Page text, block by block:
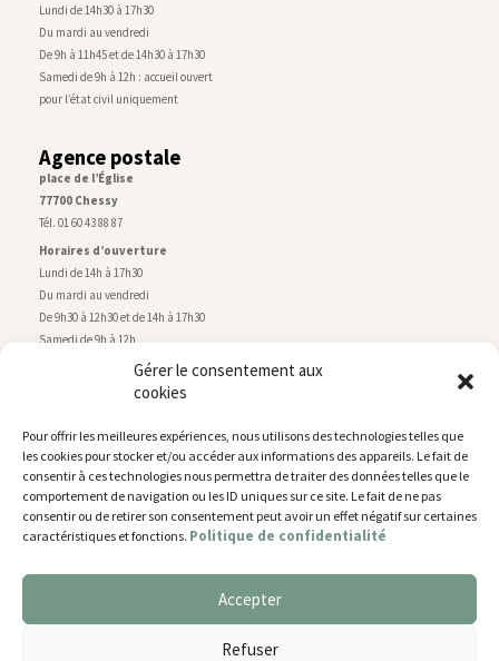
Gérer le consentement aux
cookies
Pour offrir les meilleures expériences, nous utilisons des technologies telles que
les cookies pour stocker et/ou accéder aux informations des appareils. Le fait de
consentir à ces technologies nous permettra de traiter des données telles que le
comportement de navigation ou les ID uniques sur ce site. Le fait de ne pas
consentir ou de retirer son consentement peut avoir un effet négatif sur certaines
caractéristiques et fonctions. Politique de confidentialité
Accepter
Refuser
Lundi de 14h30 à 17h30
Du mardi au vendredi
De 9h à 11h45 et de 14h30 à 17h30
Samedi de 9h à 12h : accueil ouvert
pour l’état civil uniquement
Agence postale
place de l’Église
77700 Chessy
Tél. 01 60 43 88 87
Horaires d’ouverture
Lundi de 14h à 17h30
Du mardi au vendredi
De 9h30 à 12h30 et de 14h à 17h30
Samedi de 9h à 12h
Service technique
rue de Montry–77700 Chessy
Tél. 01 60 43 52 63
Horaires d’ouverture
Lundi, mardi et jeudi
De 9h à 11h45 et de 14h30 à 17h30
Nous utilisons des cookies pour vous offrir la meilleure
You can find out more about which cookies we are using or